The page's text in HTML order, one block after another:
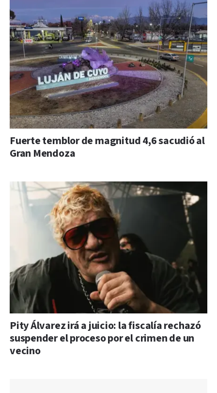
Fuerte temblor de magnitud 4,6 sacudió al
Gran Mendoza
Pity Álvarez irá a juicio: la fiscalía rechazó
suspender el proceso por el crimen de un
vecino